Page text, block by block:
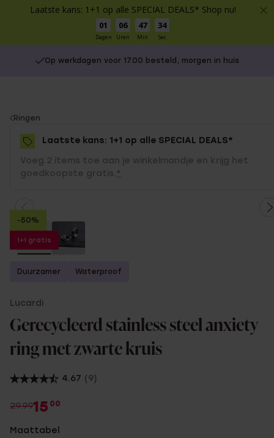
Laatste kans: 1+1 op alle SPECIAL DEALS* Shop nu!
01
Dagen
06
Uren
47
Min
34
Sec
Op werkdagen voor 17.00 besteld, morgen in huis
You
are
here:
Ringen
Laatste kans: 1+1 op alle SPECIAL DEALS*
Voeg 2 items toe aan je winkelmandje en krijg het
goedkoopste gratis. *
-50%
1+1 gratis
Duurzamer Waterproof
Lucardi
Gerecycleerd stainless steel anxiety
ring met zwarte kruis
4.67 (9)
29.9915 00
Maattabel